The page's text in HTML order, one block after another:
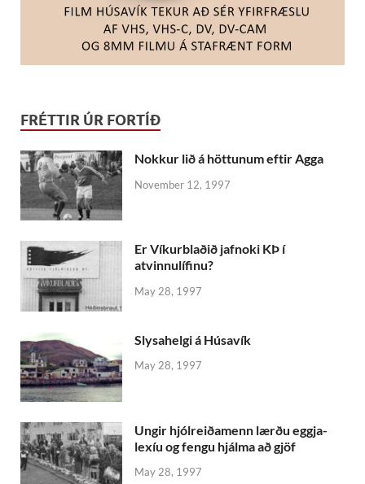
FRÉTTIR ÚR FORTÍÐ
Nokkur lið á höttunum eftir Agga
November 12, 1997
Er Víkurblaðið jafnoki KÞ í
atvinnulífinu?
May 28, 1997
Slysahelgi á Húsavík
May 28, 1997
Ungir hjólreiðamenn lærðu eggja-
lexíu og fengu hjálma að gjöf
May 28, 1997